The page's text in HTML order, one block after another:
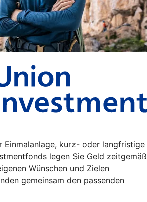
Einmalanlage, kurz- oder langfristige
legen Sie Geld zeitgemäß
Wünschen und Zielen
gemeinsam den passenden